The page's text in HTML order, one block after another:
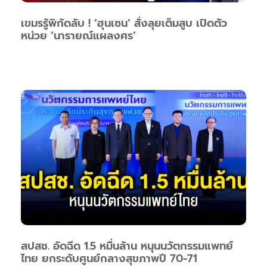
เขมรรู้พิกัดลับ ! ‘ฮุนเซน’ สั่งลุยเต็มสูบ เปิดตัว
หน่วย ‘นารายณ์แผลงศร’
สปสช. อัดฉีด 1.5 หมื่นล้าน หนุนนวัตกรรมแพทย์
ไทย ยกระดับศูนย์กลางสุขภาพปี 70-71